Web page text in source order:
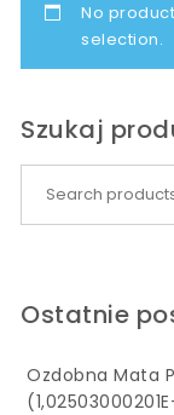
No
selection.
Szukaj
Ostatnie
Ozdobna Mata